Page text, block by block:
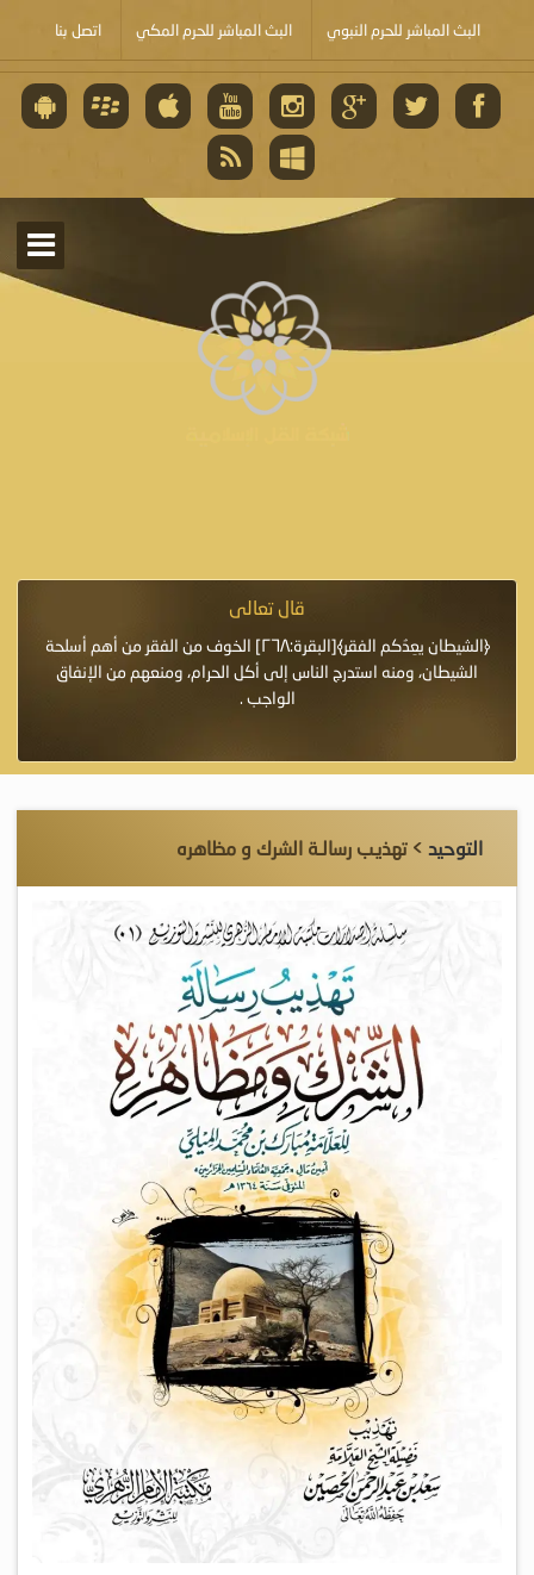
البث المباشر للحرم النبوي البث المباشر للحرم المكي اتصل بنا
قال تعالى
﴿الشيطان يعِدُكم الفقر﴾[البقرة:٢٦٨] الخوف من الفقر من أهم أسلحة
الشيطان، ومنه استدرج الناس إلى أكل الحرام، ومنعهم من الإنفاق
الواجب .
التوحيد > تهذيـب رسالـة الشرك و مظاهره